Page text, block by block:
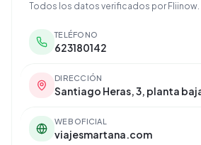
Todos los datos verificados por Fliinow.
TELÉFONO
623180142
DIRECCIÓN
Santiago Heras, 3, planta
WEB OFICIAL
viajesmartana.com